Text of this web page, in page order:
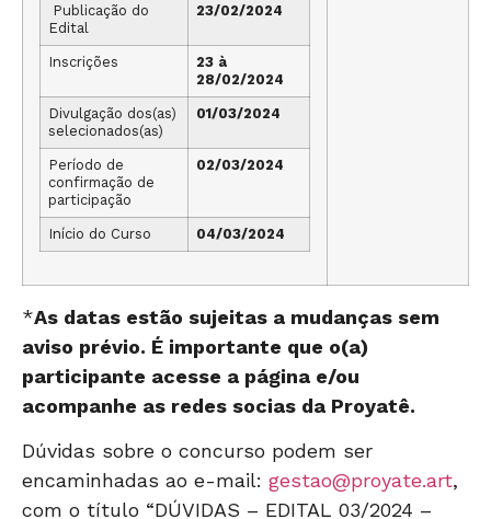
Publicação do
Edital
23/02/2024
Inscrições
23 à
28/02/2024
Divulgação dos(as)
selecionados(as)
01/03/2024
Período de
confirmação de
participação
02/03/2024
Início do Curso 04/03/2024
*As datas estão sujeitas a mudanças sem
aviso prévio. É importante que o(a)
participante acesse a página e/ou
acompanhe as redes socias da Proyatê.
Dúvidas sobre o concurso podem ser
encaminhadas ao e-mail: gestao@proyate.art,
com o título “DÚVIDAS – EDITAL 03/2024 –